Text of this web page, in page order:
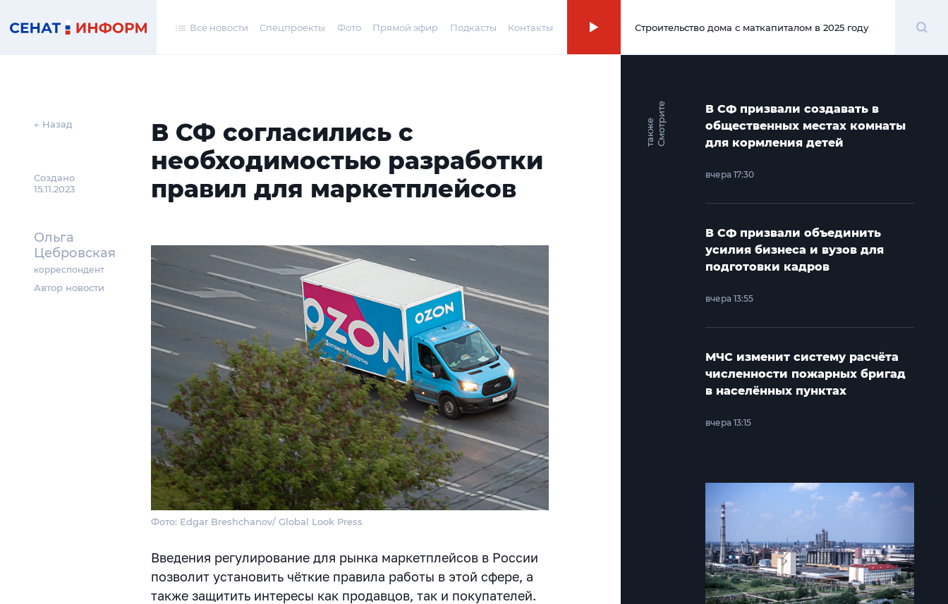
Все новости Спецпроекты Фото Прямой эфир Подкасты Контакты 00:00
Строительство дома с маткапиталом в 2025 году
← Назад
Создано
15.11.2023
Ольга
Цебровская
корреспондент
Автор новости
В СФ согласились с
необходимостью разработки
правил для маркетплейсов
Фото: Edgar Breshchanov/ Global Look Press
Введения регулирование для рынка маркетплейсов в России
позволит установить чёткие правила работы в этой сфере, а
также защитить интересы как продавцов, так и покупателей.
С
м
о
т
р и
т
е
т
а
к
ж
е
В СФ призвали создавать в
общественных местах комнаты
для кормления детей
вчера 17:30
В СФ призвали объединить
усилия бизнеса и вузов для
подготовки кадров
вчера 13:55
МЧС изменит систему расчёта
численности пожарных бригад
в населённых пунктах
вчера 13:15